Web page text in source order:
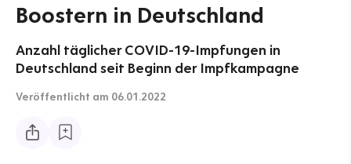
Boostern in Deutschland
Anzahl täglicher COVID-19-Impfungen in
Deutschland seit Beginn der Impfkampagne
Veröffentlicht am 06.01.2022